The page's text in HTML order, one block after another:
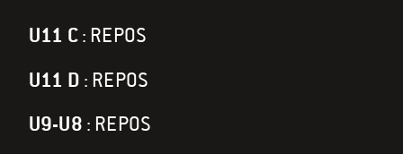
U11 C: REPOS
U11 D : REPOS
U9-U8 : REPOS